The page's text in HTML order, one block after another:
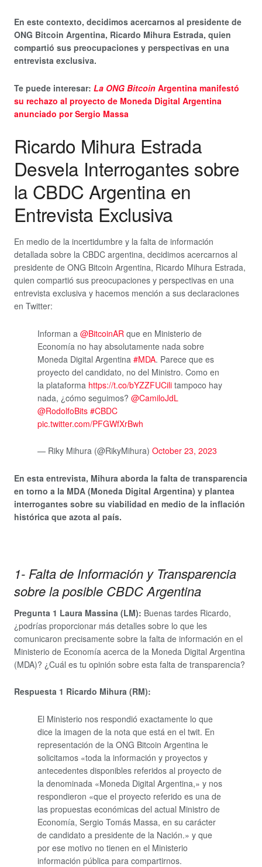
En este contexto, decidimos acercarnos al presidente de
ONG Bitcoin Argentina, Ricardo Mihura Estrada, quien
compartió sus preocupaciones y perspectivas en una
entrevista exclusiva.
Te puede interesar: La ONG Bitcoin Argentina manifestó
su rechazo al proyecto de Moneda Digital Argentina
anunciado por Sergio Massa
Ricardo Mihura Estrada
Desvela Interrogantes sobre
la CBDC Argentina en
Entrevista Exclusiva
En medio de la incertidumbre y la falta de información
detallada sobre la CBDC argentina, decidimos acercarnos al
presidente de ONG Bitcoin Argentina, Ricardo Mihura Estrada,
quien compartió sus preocupaciones y perspectivas en una
entrevista exclusiva y hacemos mención a sus declaraciones
en Twitter:
Informan a @BitcoinAR que en Ministerio de
Economía no hay absolutamente nada sobre
Moneda Digital Argentina #MDA. Parece que es
proyecto del candidato, no del Ministro. Como en
la plataforma https://t.co/bYZZFUCili tampoco hay
nada, ¿cómo seguimos? @CamiloJdL
@RodolfoBits #CBDC
pic.twitter.com/PFGWfXrBwh
— Riky Mihura (@RikyMihura) October 23, 2023
En esta entrevista, Mihura aborda la falta de transparencia
en torno a la MDA (Moneda Digital Argentina) y plantea
interrogantes sobre su viabilidad en medio de la inflación
histórica que azota al país.
1- Falta de Información y Transparencia
sobre la posible CBDC Argentina
Pregunta 1 Laura Massina (LM): Buenas tardes Ricardo,
¿podrías proporcionar más detalles sobre lo que les
comunicaron precisamente sobre la falta de información en el
Ministerio de Economía acerca de la Moneda Digital Argentina
(MDA)? ¿Cuál es tu opinión sobre esta falta de transparencia?
Respuesta 1 Ricardo Mihura (RM):
El Ministerio nos respondió exactamente lo que
dice la imagen de la nota que está en el twit. En
representación de la ONG Bitcoin Argentina le
solicitamos «toda la información y proyectos y
antecedentes disponibles referidos al proyecto de
la denominada «Moneda Digital Argentina,» y nos
respondieron «que el proyecto referido es una de
las propuestas económicas del actual Ministro de
Economía, Sergio Tomás Massa, en su carácter
de candidato a presidente de la Nación.» y que
por ese motivo no tienen en el Ministerio
información pública para compartirnos.